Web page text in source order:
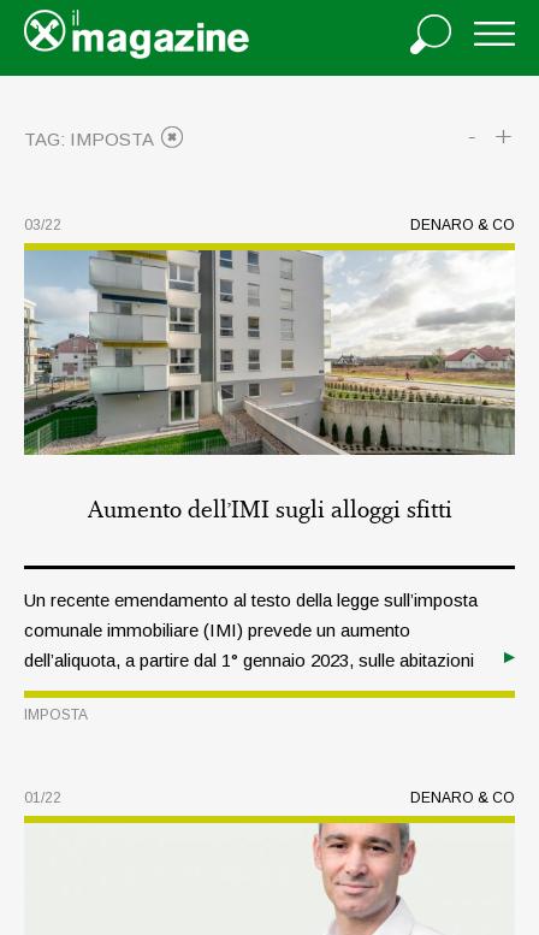
- +
TAG: IMPOSTA
DENARO & CO
TEMA
03/22
Aumento dell’IMI sugli alloggi sfitti
Un recente emendamento al testo della legge sull’imposta
comunale immobiliare (IMI) prevede un aumento
dell’aliquota, a partire dal 1° gennaio 2023, sulle abitazioni
sfitte e sui terreni edificabili inutilizzati, con l’obiettivo di
contrastare la carenza di alloggi in Alto Adige. Foto: stock
IMPOSTA
DENARO & CO
01/22